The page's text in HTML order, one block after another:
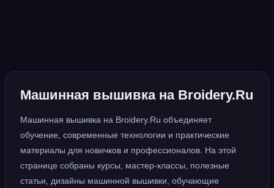
Машинная вышивка на Broidery.Ru
Машинная вышивка на Broidery.Ru объединяет
обучение, современные технологии и практические
материалы для новичков и профессионалов. На этой
странице собраны курсы, мастер-классы, полезные
статьи, дизайны машинной вышивки, обучающие